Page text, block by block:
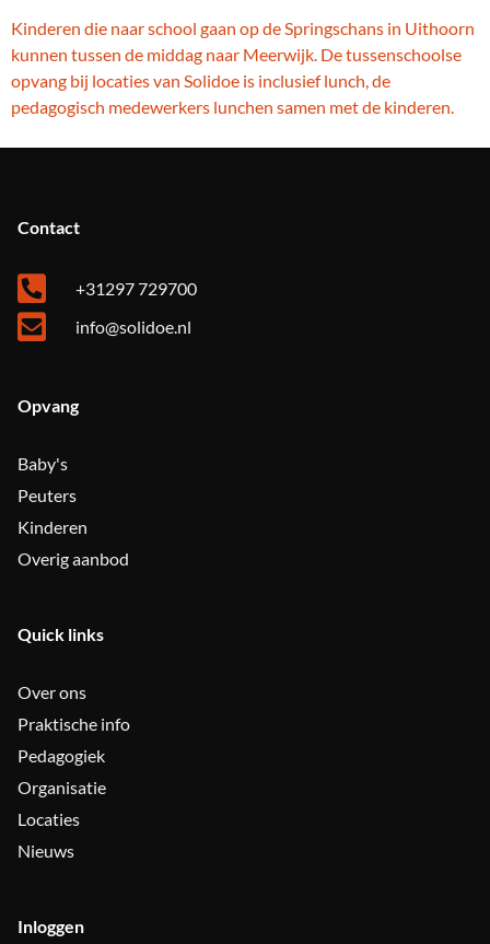
Kinderen die naar school gaan op de Springschans in Uithoorn
kunnen tussen de middag naar Meerwijk. De tussenschoolse
opvang bij locaties van Solidoe is inclusief lunch, de
pedagogisch medewerkers lunchen samen met de kinderen.
Contact
+31297 729700
info@solidoe.nl
Opvang
Baby's
Peuters
Kinderen
Overig aanbod
Quick links
Over ons
Praktische info
Pedagogiek
Organisatie
Locaties
Nieuws
Inloggen